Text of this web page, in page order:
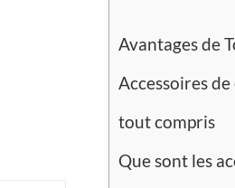
Avantages de
Accessoires
tout compris
Que sont les